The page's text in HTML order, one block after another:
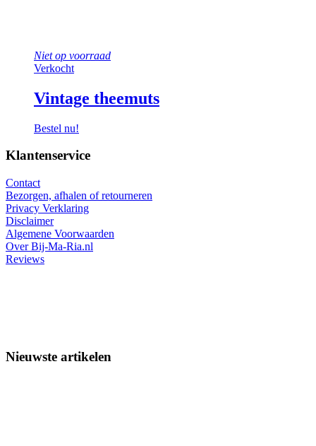
Niet op voorraad
Verkocht
Vintage theemuts
Bestel nu!
Klantenservice
Contact
Bezorgen, afhalen of retourneren
Privacy Verklaring
Disclaimer
Algemene Voorwaarden
Over Bij-Ma-Ria.nl
Reviews
Nieuwste artikelen